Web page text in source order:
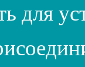
для